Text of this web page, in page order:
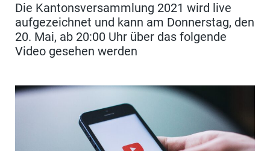
Die Kantonsversammlung 2021 wird live
aufgezeichnet und kann am Donnerstag, den
20. Mai, ab 20:00 Uhr über das folgende
Video gesehen werden